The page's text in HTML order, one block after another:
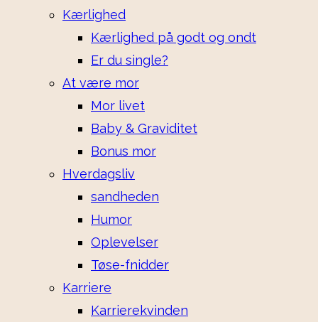
Kærlighed
Kærlighed på godt og ondt
Er du single?
At være mor
Mor livet
Baby & Graviditet
Bonus mor
Hverdagsliv
sandheden
Humor
Oplevelser
Tøse-fnidder
Karriere
Karrierekvinden